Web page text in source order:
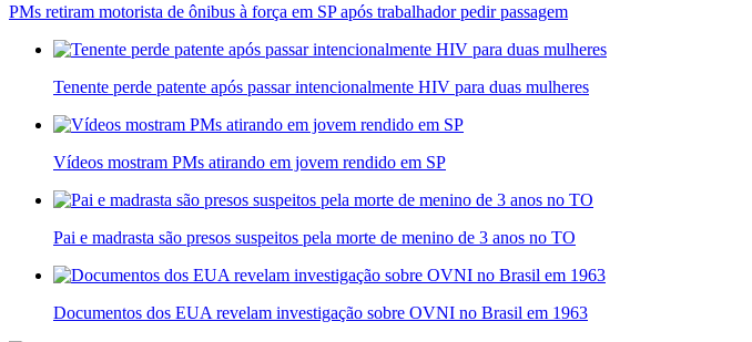
PMs retiram motorista de ônibus à força em SP após trabalhador pedir passagem
Tenente perde patente após passar intencionalmente HIV para duas mulheres
Vídeos mostram PMs atirando em jovem rendido em SP
Pai e madrasta são presos suspeitos pela morte de menino de 3 anos no TO
Documentos dos EUA revelam investigação sobre OVNI no Brasil em 1963